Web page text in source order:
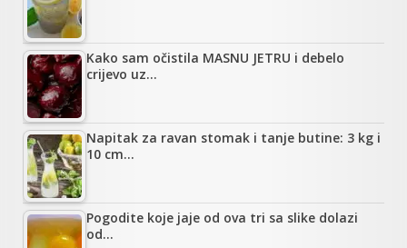
Kako sam očistila MASNU JETRU i debelo
crijevo uz…
Napitak za ravan stomak i tanje butine: 3 kg i
10 cm…
Pogodite koje jaje od ova tri sa slike dolazi
od…